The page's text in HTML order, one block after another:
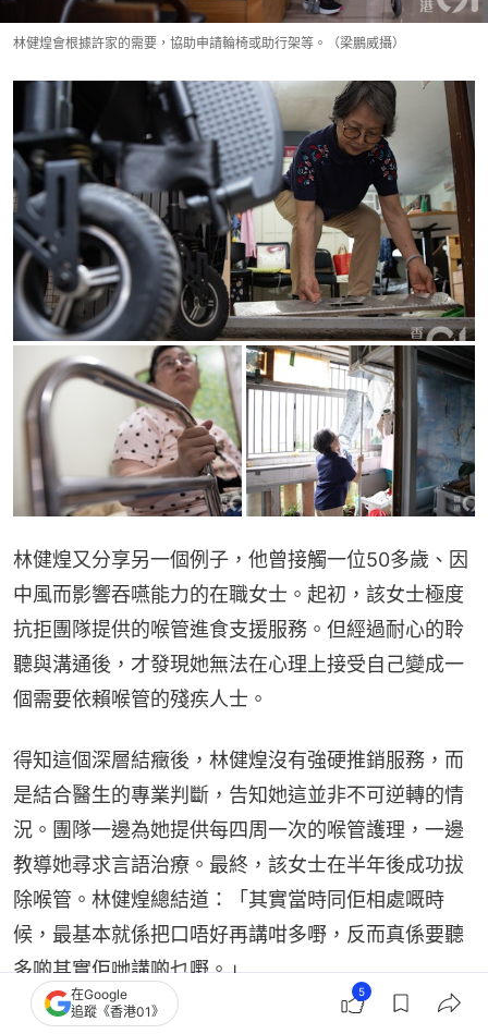
林健煌會根據許家的需要，協助申請輪椅或助行架等。（梁鵬威攝）
林健煌又分享另一個例子，他曾接觸一位50多歲、因
中風而影響吞嚥能力的在職女士。起初，該女士極度
抗拒團隊提供的喉管進食支援服務。但經過耐心的聆
聽與溝通後，才發現她無法在心理上接受自己變成一
個需要依賴喉管的殘疾人士。
得知這個深層結癥後，林健煌沒有強硬推銷服務，而
是結合醫生的專業判斷，告知她這並非不可逆轉的情
況。團隊一邊為她提供每四周一次的喉管護理，一邊
教導她尋求言語治療。最終，該女士在半年後成功拔
除喉管。林健煌總結道：「其實當時同佢相處嘅時
候，最基本就係把口唔好再講咁多嘢，反而真係要聽
多啲其實佢哋講啲乜嘢。」
在Google
追蹤《香港01》
5